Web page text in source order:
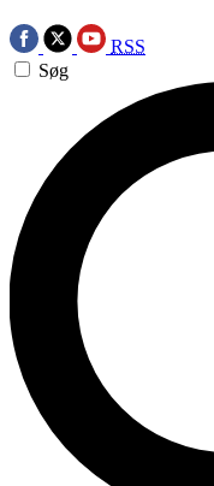
RSS
Søg